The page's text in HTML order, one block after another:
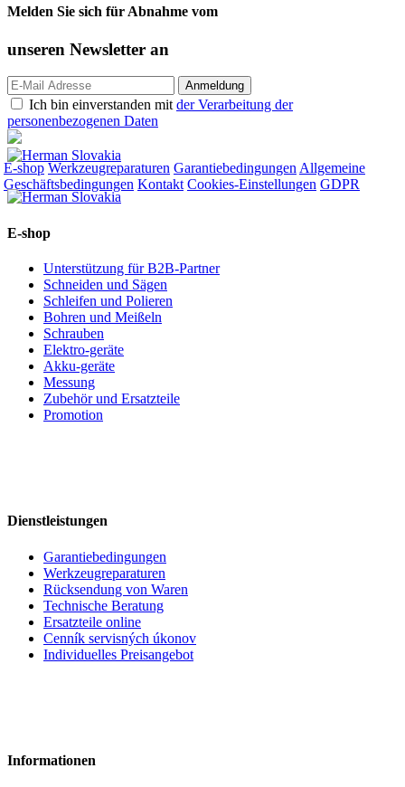
Melden Sie sich für Abnahme vom
unseren Newsletter an
Ich bin einverstanden mitder Verarbeitung der
personenbezogenen Daten
E-shop Werkzeugreparaturen GarantiebedingungenAllgemeine
Geschäftsbedingungen Kontakt Cookies-Einstellungen GDPR
E-shop
Unterstützung für B2B-Partner
Schneiden und Sägen
Schleifen und Polieren
Bohren und Meißeln
Schrauben
Elektro-geräte
Akku-geräte
Messung
Zubehör und Ersatzteile
Promotion
Dienstleistungen
Garantiebedingungen
Werkzeugreparaturen
Rücksendung von Waren
Technische Beratung
Ersatzteile online
Cenník servisných úkonov
Individuelles Preisangebot
Informationen